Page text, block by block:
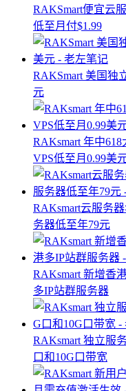
RAKSmart便宜云
低至月付$1.99
RAKSmart 美国独
元
RAKsmart 年中
VPS低至月0.99美
RAKsmart云服务
务器低至年79元
RAKsmart 新增香
多IP站群服务器
RAKsmart 独立服
口和10G口带宽